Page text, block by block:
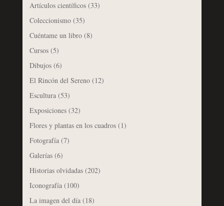
Artículos científicos(33)
Coleccionismo(35)
Cuéntame un libro(8)
Cursos(5)
Dibujos(6)
El Rincón del Sereno(12)
Escultura(53)
Exposiciones(32)
Flores y plantas en los cuadros(1)
Fotografía(7)
Galerías(6)
Historias olvidadas(202)
Iconografía(100)
La imagen del día(18)